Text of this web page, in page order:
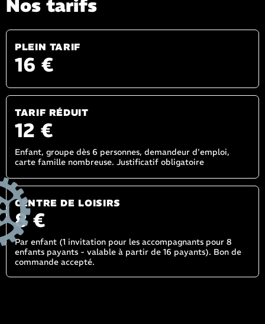
Nos tarifs
PLEIN TARIF
16 €
TARIF RÉDUIT
12 €
Enfant, groupe dès 6 personnes, demandeur d'emploi,
carte famille nombreuse. Justificatif obligatoire
CENTRE DE LOISIRS
8 €
Par enfant (1 invitation pour les accompagnants pour 8
enfants payants - valable à partir de 16 payants). Bon de
commande accepté.